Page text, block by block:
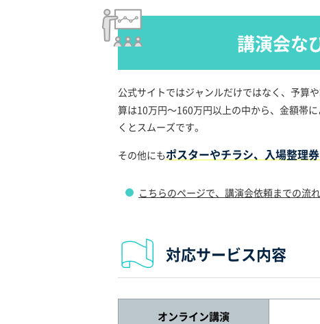
講演会な
公式サイトではジャンルだけではなく、予算
算は10万円～160万円以上の中から、金額帯
くとスムーズです。
その他にもポスターやチラシ、入場整理
こちらのページで、講演会依頼までの流
対応サービス内容
オンライン講演